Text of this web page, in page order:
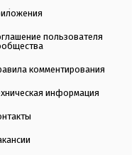
пользователя
комментирования
информация